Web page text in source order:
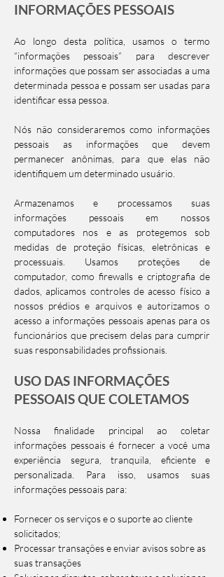
INFORMAÇÕES PESSOAIS
Ao longo desta política, usamos o termo
“informações pessoais” para descrever
informações que possam ser associadas a uma
determinada pessoa e possam ser usadas para
identificar essa pessoa.
Nós não consideraremos como informações
pessoais as informações que devem
permanecer anônimas, para que elas não
identifiquem um determinado usuário.
Armazenamos e processamos suas
informações pessoais em nossos
computadores nos e as protegemos sob
medidas de proteção físicas, eletrônicas e
processuais. Usamos proteções de
computador, como firewalls e criptografia de
dados, aplicamos controles de acesso físico a
nossos prédios e arquivos e autorizamos o
acesso a informações pessoais apenas para os
funcionários que precisem delas para cumprir
suas responsabilidades profissionais.
USO DAS INFORMAÇÕES
PESSOAIS QUE COLETAMOS
Nossa finalidade principal ao coletar
informações pessoais é fornecer a você uma
experiência segura, tranquila, eficiente e
personalizada. Para isso, usamos suas
informações pessoais para:
Fornecer os serviços e o suporte ao cliente
solicitados;
Processar transações e enviar avisos sobre as
suas transações